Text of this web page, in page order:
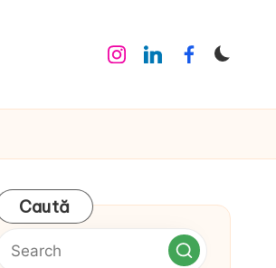
Instagram
LinkedinFacebook
Caută